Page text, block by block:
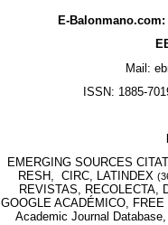
E-
Mail:
ISSN: 1885-
EMERGING SOURCES
RESH, CIRC, LATINDEX
REVISTAS, RECOLECTA,
GOOGLE ACADÉMICO,
Academic Journal